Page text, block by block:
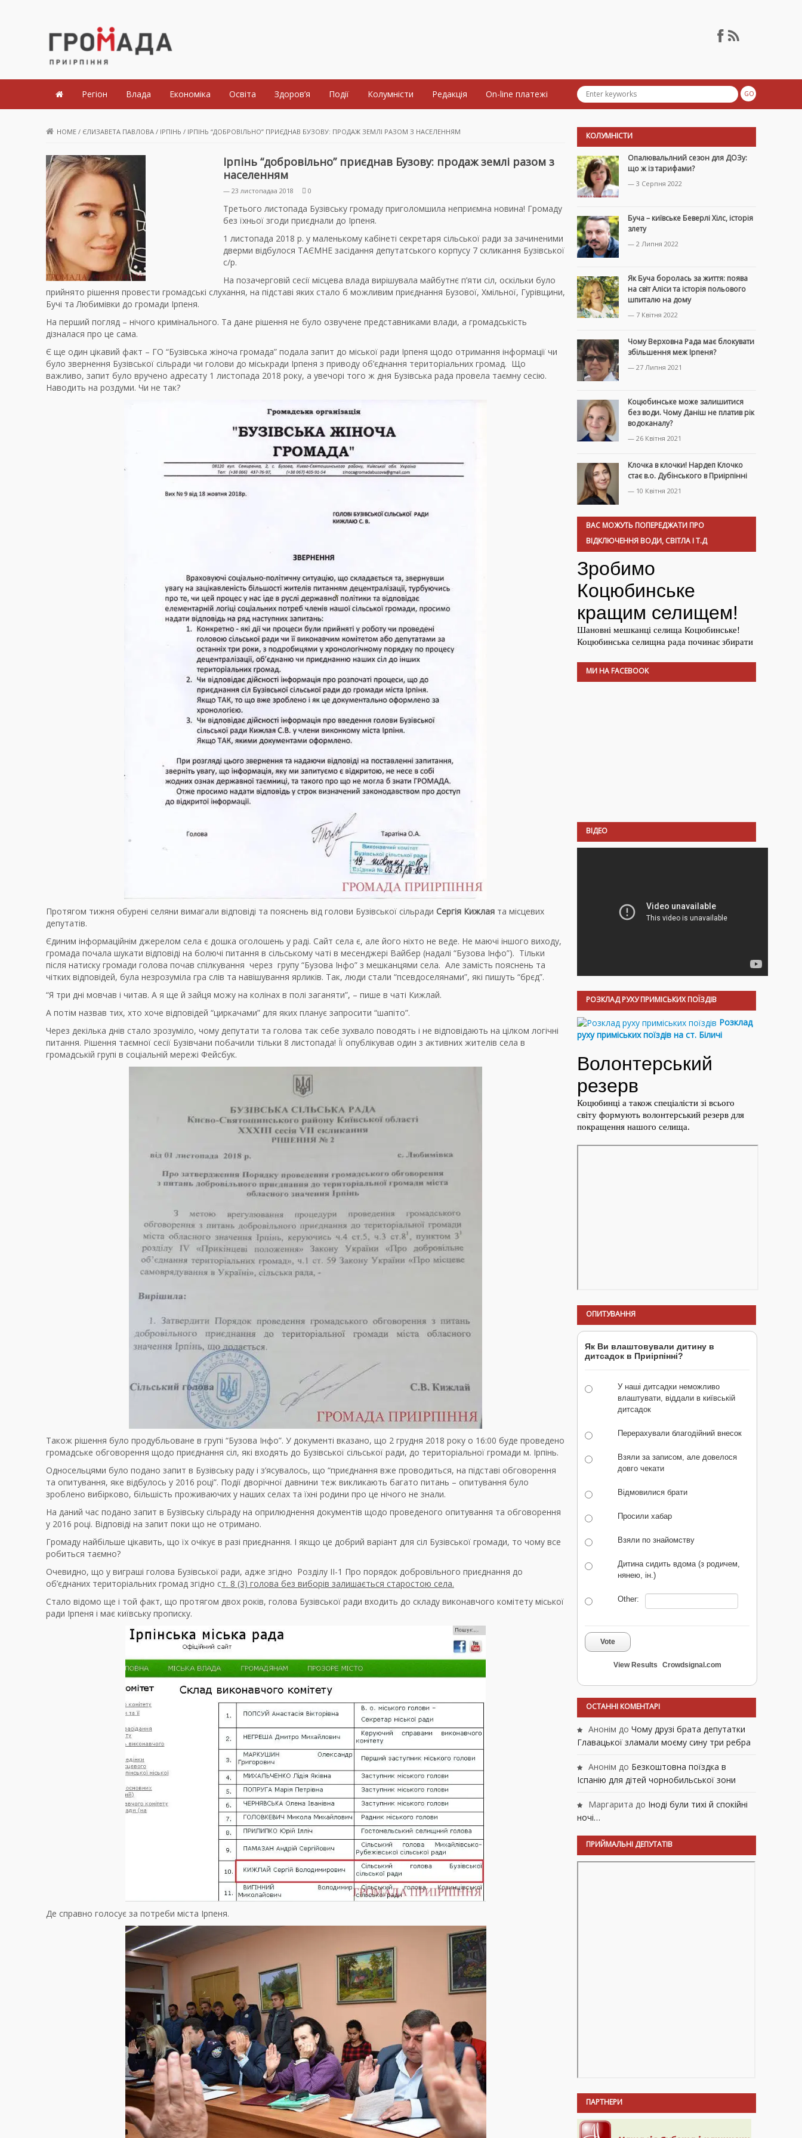
Громада Приірпіння
Регіон Влада Економіка Освіта Здоров’я Події Колумністи Редакція On-line платежі
HOME / ЄЛИЗАВЕТА ПАВЛОВА / ІРПІНЬ / ІРПІНЬ “ДОБРОВІЛЬНО” ПРИЄДНАВ БУЗОВУ: ПРОДАЖ ЗЕМЛІ РАЗОМ З НАСЕЛЕННЯМ
Ірпінь “добровільно” приєднав Бузову: продаж землі разом з
населенням
— 23 листопадаа 2018 0
Третього листопада Бузівську громаду приголомшила неприємна новина! Громаду
без їхньої згоди приєднали до Ірпеня.
1 листопада 2018 р. у маленькому кабінеті секретаря сільської ради за зачиненими
дверми відбулося ТАЄМНЕ засідання депутатського корпусу 7 скликання Бузівської
с/р.
На позачерговій сесії місцева влада вирішувала майбутнє п’яти сіл, оскільки було
прийнято рішення провести громадські слухання, на підставі яких стало б можливим приєднання Бузової, Хмільної, Гурівщини,
Бучі та Любимівки до громади Ірпеня.
На перший погляд – нічого кримінального. Та дане рішення не було озвучене представниками влади, а громадськість
дізналася про це сама.
Є ще один цікавий факт – ГО “Бузівська жіноча громада” подала запит до міської ради Ірпеня щодо отримання інформації чи
було звернення Бузівської сільради чи голови до міськради Ірпеня з приводу об’єднання територіальних громад. Що
важливо, запит було вручено адресату 1 листопада 2018 року, а увечорі того ж дня Бузівська рада провела таємну сесію.
Наводить на роздуми. Чи не так?
Протягом тижня обурені селяни вимагали відповіді та пояснень від голови Бузівської сільради Сергія Кижлая та місцевих
депутатів.
Єдиним інформаційнім джерелом села є дошка оголошень у раді. Сайт села є, але його ніхто не веде. Не маючі іншого виходу,
громада почала шукати відповіді на болючі питання в сільському чаті в месенджері Вайбер (надалі “Бузова Інфо”). Тільки
після натиску громади голова почав спілкування через групу “Бузова Інфо” з мешканцями села. Але замість пояснень та
чітких відповідей, була незрозуміла гра слів та навішування ярликів. Так, люди стали “псевдоселянами”, які пишуть “брєд”.
“Я три дні мовчав і читав. А я ще й зайця можу на колінах в полі заганяти”, – пише в чаті Кижлай.
А потім назвав тих, хто хоче відповідей “циркачами” для яких планує запросити “шапіто”.
Через декілька днів стало зрозуміло, чому депутати та голова так себе зухвало поводять і не відповідають на цілком логічні
питання. Рішення таємної сесії Бузівчани побачили тільки 8 листопада! Її опублікував один з активних жителів села в
громадській групі в соціальній мережі Фейсбук.
Також рішення було продубльоване в групі “Бузова Інфо”. У документі вказано, що 2 грудня 2018 року о 16:00 буде проведено
громадське обговорення щодо приєднання сіл, які входять до Бузівської сільської ради, до територіальної громади м. Ірпінь.
Односельцями було подано запит в Бузівську раду і з’ясувалось, що “приєднання вже проводиться, на підставі обговорення
та опитування, яке відбулось у 2016 році”. Події дворічної давнини теж викликають багато питань – опитування було
зроблено вибірково, більшість проживаючих у наших селах та їхні родини про це нічого не знали.
На даний час подано запит в Бузівську сільраду на оприлюднення документів щодо проведеного опитування та обговорення
у 2016 році. Відповіді на запит поки що не отримано.
Громаду найбільше цікавить, що їх очікує в разі приєднання. І якщо це добрий варіант для сіл Бузівської громади, то чому все
робиться таємно?
Очевидно, що у виграші голова Бузівської ради, адже згідно Розділу II-1 Про порядок добровільного приєднання до
об’єднаних територіальних громад згідно ст. 8 (3) голова без виборів залишається старостою села.
Стало відомо ще і той факт, що протягом двох років, голова Бузівської ради входить до складу виконавчого комітету міської
ради Ірпеня і має київську прописку.
Де справно голосує за потреби міста Ірпеня.
КОЛУМНІСТИ
Опалювальлний сезон для ДОЗу:
що ж із тарифами?
— 3 Серпня 2022
Буча – київське Беверлі Хілс, історія
злету
— 2 Липня 2022
Як Буча боролась за життя: поява
на світ Аліси та історія польового
шпиталю на дому
— 7 Квітня 2022
Чому Верховна Рада має блокувати
збільшення меж Ірпеня?
— 27 Липня 2021
Коцюбинське може залишитися
без води. Чому Даніш не платив рік
водоканалу?
— 26 Квітня 2021
Клочка в клочки! Нардеп Клочко
стає в.о. Дубінського в Приірпінні
— 10 Квітня 2021
ВАС МОЖУТЬ ПОПЕРЕДЖАТИ ПРО
ВІДКЛЮЧЕННЯ ВОДИ, СВІТЛА І Т.Д
МИ НА FACEBOOK
ВІДЕО
РОЗКЛАД РУХУ ПРИМІСЬКИХ ПОЇЗДІВ
Розклад
руху приміських поїздів на ст. Біличі
ОПИТУВАННЯ
Як Ви влаштовували дитину в
дитсадок в Приірпінні?
У наші дитсадки неможливо
влаштувати, віддали в київській
дитсадок
Перерахували благодійний внесок
Взяли за записом, але довелося
довго чекати
Відмовилися брати
Просили хабар
Взяли по знайомству
Дитина сидить вдома (з родичем,
нянею, ін.)
Other:
Vote
View Results Crowdsignal.com
ОСТАННІ КОМЕНТАРІ
Анонім до Чому друзі брата депутатки
Главацької зламали моєму сину три ребра
Анонім до Безкоштовна поїздка в
Іспанію для дітей чорнобильської зони
Маргарита до Іноді були тихі й спокійні
ночі…
ПРИЙМАЛЬНІ ДЕПУТАТІВ
ПАРТНЕРИ